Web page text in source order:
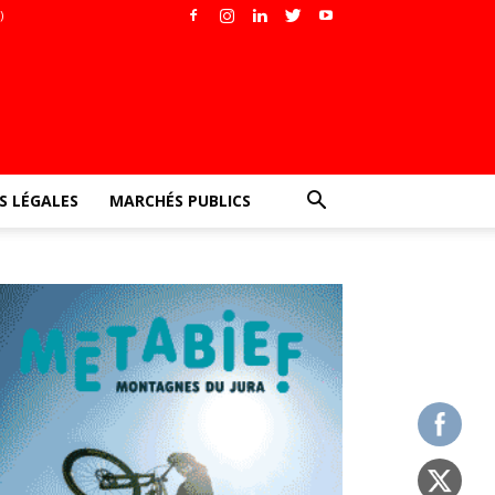
LÉGALES MARCHÉS PUBLICS